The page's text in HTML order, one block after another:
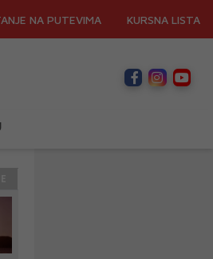
NA PUTEVIMA KURSNA LISTA